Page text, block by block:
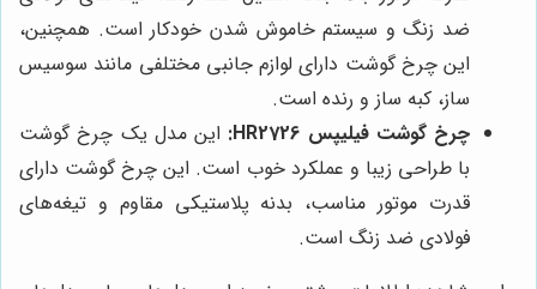
ضد زنگ و سیستم خاموش شدن خودکار است. همچنین،
این چرخ گوشت دارای لوازم جانبی مختلفی مانند سوسیس
ساز، کبه ساز و رنده است.
چرخ گوشت فیلیپس HR2726:
این مدل یک چرخ گوشت
با طراحی زیبا و عملکرد خوب است. این چرخ گوشت دارای
قدرت موتور مناسب، بدنه پلاستیکی مقاوم و تیغه‌های
فولادی ضد زنگ است.